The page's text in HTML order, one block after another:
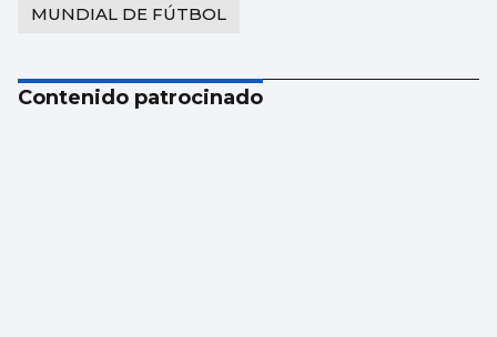
MUNDIAL DE FÚTBOL
Contenido patrocinado